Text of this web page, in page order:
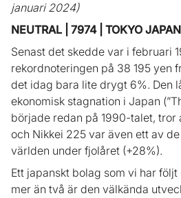
januari 2024)
NEUTRAL | 7974 | TOKYO
Senast det skedde var i februari
rekordnoteringen på 38 195 yen
det idag bara lite drygt 6%. Den
ekonomisk stagnation i Japan
började redan på 1990-talet, tror
och Nikkei 225 var även ett av
världen under fjolåret (+28%).
Ett japanskt bolag som vi har
mer än två är den välkända